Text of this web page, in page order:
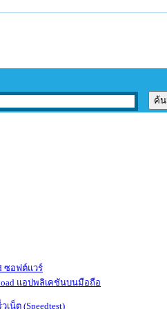
ซอฟต์แวร์
แอปพลิเคชันบนมือถือ
เน็ต (Speedtest)